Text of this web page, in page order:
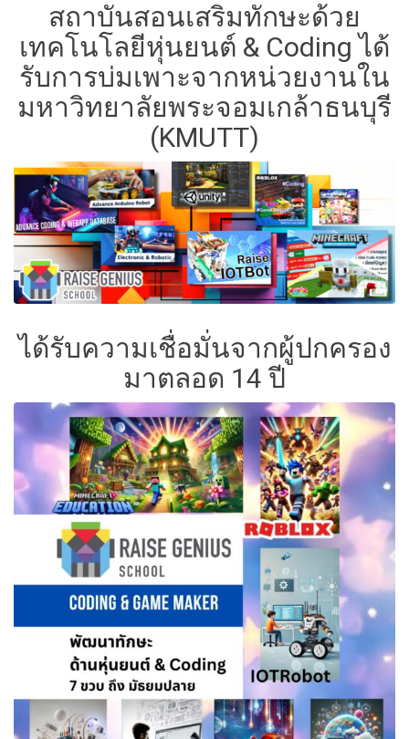
สถาบันสอนเสริมทักษะด้วย
เทคโนโลยีหุ่นยนต์ & Coding ได้
รับการบ่มเพาะจากหน่วยงานใน
มหาวิทยาลัยพระจอมเกล้าธนบุรี
(KMUTT)
ได้รับความเชื่อมั่นจากผู้ปกครอง
มาตลอด 14 ปี